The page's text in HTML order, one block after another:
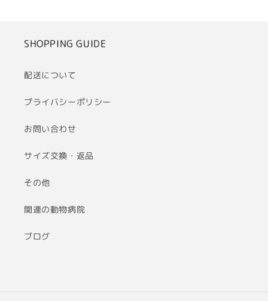
SHOPPING GUIDE
配送について
プライバシーポリシー
お問い合わせ
サイズ交換・返品
その他
関連の動物病院
ブログ